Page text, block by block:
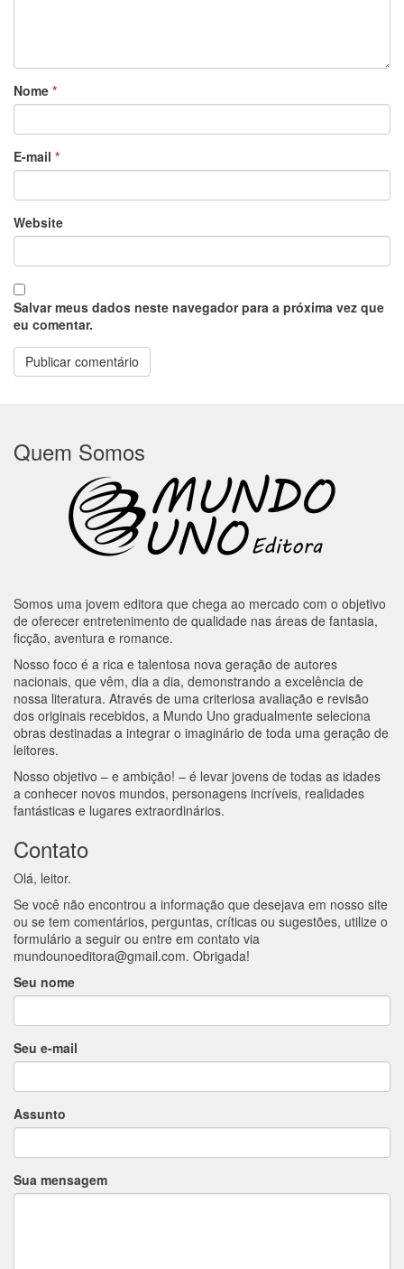
o
m
e
n
t
r
Nome *
E-mail *
Website
Salvar meus dados neste navegador para a próxima vez que
eu comentar.
Quem Somos
Somos uma jovem editora que chega ao mercado com o objetivo
de oferecer entretenimento de qualidade nas áreas de fantasia,
ficção, aventura e romance.
Nosso foco é a rica e talentosa nova geração de autores
nacionais, que vêm, dia a dia, demonstrando a excelência de
nossa literatura. Através de uma criteriosa avaliação e revisão
dos originais recebidos, a Mundo Uno gradualmente seleciona
obras destinadas a integrar o imaginário de toda uma geração de
leitores.
Nosso objetivo – e ambição! – é levar jovens de todas as idades
a conhecer novos mundos, personagens incríveis, realidades
fantásticas e lugares extraordinários.
Contato
Olá, leitor.
Se você não encontrou a informação que desejava em nosso site
ou se tem comentários, perguntas, críticas ou sugestões, utilize o
formulário a seguir ou entre em contato via
mundounoeditora@gmail.com. Obrigada!
Seu nome
Seu e-mail
Assunto
Sua mensagem